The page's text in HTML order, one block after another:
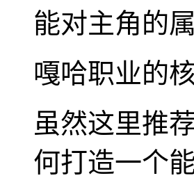
能对主角的
嘎哈职业的
虽然这里推
何打造一个